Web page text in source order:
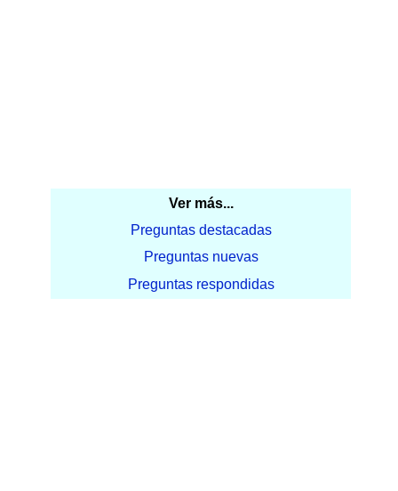
Ver más...
Preguntas destacadas
Preguntas nuevas
Preguntas respondidas